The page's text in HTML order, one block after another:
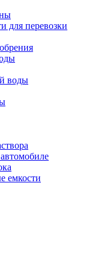
для перевозки
воды
емкости